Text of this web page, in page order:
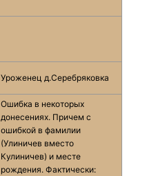
Уроженец д.Серебряковка
Ошибка в некоторых
донесениях. Причем с
ошибкой в фамилии
(Улиничев вместо
Кулиничев) и месте
рождения. Фактически: